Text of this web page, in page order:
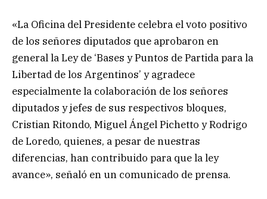
«La Oficina del Presidente celebra el voto positivo
de los señores diputados que aprobaron en
general la Ley de ‘Bases y Puntos de Partida para la
Libertad de los Argentinos’ y agradece
especialmente la colaboración de los señores
diputados y jefes de sus respectivos bloques,
Cristian Ritondo, Miguel Ángel Pichetto y Rodrigo
de Loredo, quienes, a pesar de nuestras
diferencias, han contribuido para que la ley
avance», señaló en un comunicado de prensa.